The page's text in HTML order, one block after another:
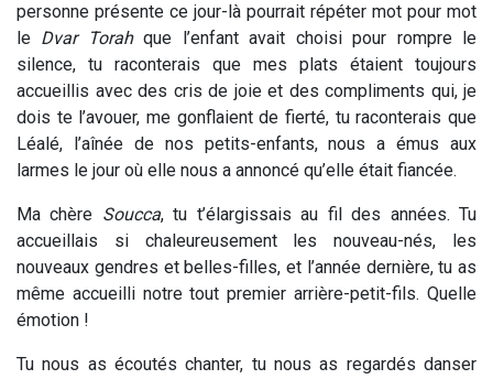
personne présente ce jour-là pourrait répéter mot pour mot
le Dvar Torahque l’enfant avait choisi pour rompre le
silence, tu raconterais que mes plats étaient toujours
accueillis avec des cris de joie et des compliments qui, je
dois te l’avouer, me gonflaient de fierté, tu raconterais que
Léalé, l’aînée de nos petits-enfants, nous a émus aux
larmes le jour où elle nous a annoncé qu’elle était fiancée.
Ma chère Soucca, tu t’élargissais au fil des années. Tu
accueillais si chaleureusement les nouveau-nés, les
nouveaux gendres et belles-filles, et l’année dernière, tu as
même accueilli notre tout premier arrière-petit-fils. Quelle
émotion !
Tu nous as écoutés chanter, tu nous as regardés danser